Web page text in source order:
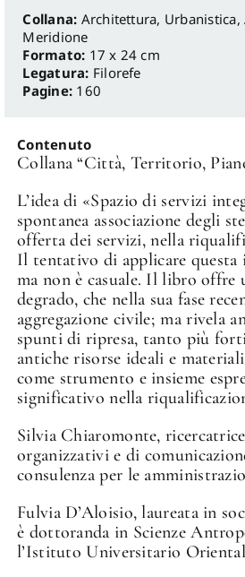
Architettura, Urbanistica,
Meridione
Formato: 17 x 24 cm
Legatura: Filorefe
Pagine: 160
Contenuto
Collana “Città, Territorio,
L’idea di «Spazio di servizi
spontanea associazione degli
offerta dei servizi, nella
Il tentativo di applicare questa
ma non è casuale. Il libro offre
degrado, che nella sua fase
aggregazione civile; ma rivela
spunti di ripresa, tanto più
antiche risorse ideali e
come strumento e insieme
significativo nella
Silvia Chiaromonte,
organizzativi e di
consulenza per le
Fulvia D’Aloisio, laureata in
è dottoranda in Scienze
l’Istituto Universitario